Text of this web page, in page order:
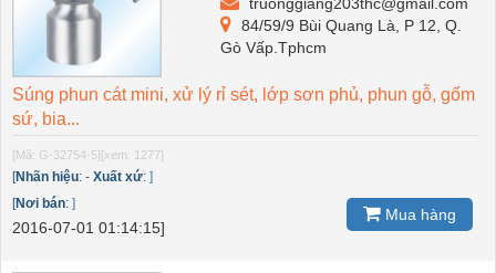
truonggiang203thc@gmail.com
84/59/9 Bùi Quang Là, P 12, Q.
Gò Vấp.Tphcm
Súng phun cát mini, xử lý rỉ sét, lớp sơn phủ, phun gỗ, gốm
sứ, bia...
[Mã: G-32754-5] [xem: 1277]
[Nhãn hiệu: - Xuất xứ: ]
[Nơi bán: ]
2016-07-01 01:14:15]
Mua hàng